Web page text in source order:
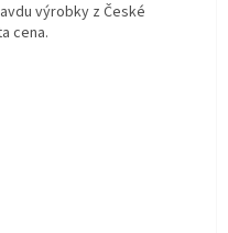
výrobky z České
cena.
z 5 hvězdiček.
z 5 hvězdiček.